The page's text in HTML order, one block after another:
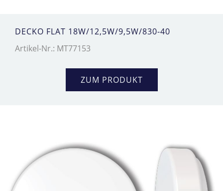
DECKO FLAT 18W/12,5W/9,5W/830-40
Artikel-Nr.: MT77153
ZUM PRODUKT